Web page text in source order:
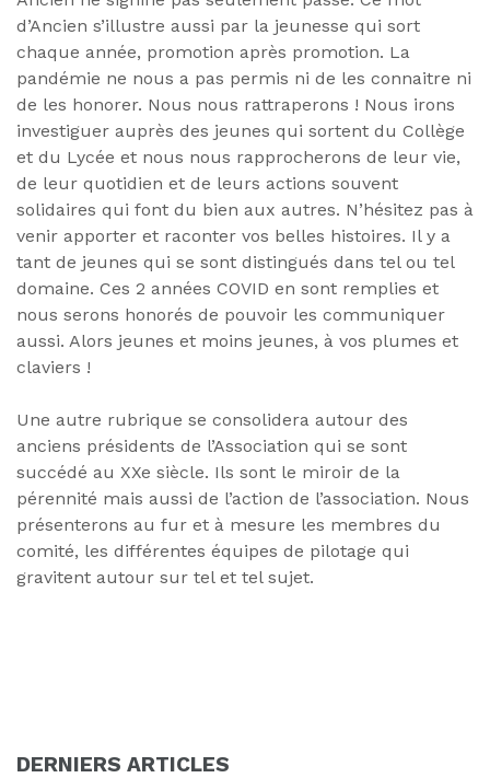
d’Ancien s’illustre aussi par la jeunesse qui sort
chaque année, promotion après promotion. La
pandémie ne nous a pas permis ni de les connaitre ni
de les honorer. Nous nous rattraperons ! Nous irons
investiguer auprès des jeunes qui sortent du Collège
et du Lycée et nous nous rapprocherons de leur vie,
de leur quotidien et de leurs actions souvent
solidaires qui font du bien aux autres. N’hésitez pas à
venir apporter et raconter vos belles histoires. Il y a
tant de jeunes qui se sont distingués dans tel ou tel
domaine. Ces 2 années COVID en sont remplies et
nous serons honorés de pouvoir les communiquer
aussi. Alors jeunes et moins jeunes, à vos plumes et
claviers !
Une autre rubrique se consolidera autour des
anciens présidents de l’Association qui se sont
succédé au XXe siècle. Ils sont le miroir de la
pérennité mais aussi de l’action de l’association. Nous
présenterons au fur et à mesure les membres du
comité, les différentes équipes de pilotage qui
gravitent autour sur tel et tel sujet.
DERNIERS ARTICLES